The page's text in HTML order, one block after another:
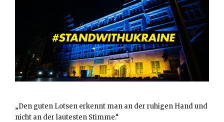
„Den guten Lotsen erkennt man an der ruhigen Hand und
nicht an der lautesten Stimme.“